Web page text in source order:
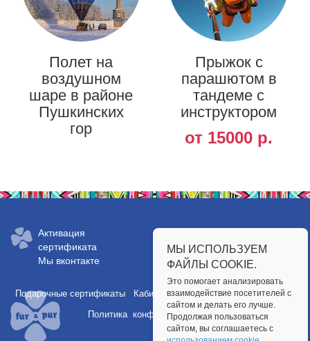
Полет на
воздушном
шаре в районе
Пушкинских
гор
Прыжок с
парашютом в
тандеме с
инструктором
от 15000 р.
Активация
сертификата
Мы вконтакте
+7 (812) 648-6149
Подарочные сертификаты Кабинет партнера
Публичная оферта
Политика конфиденциальности
МЫ ИСПОЛЬЗУЕМ
ФАЙЛЫ COOKIE.
Это помогает анализировать
взаимодействие посетителей с
сайтом и делать его лучше.
Продолжая пользоваться
сайтом, вы соглашаетесь с